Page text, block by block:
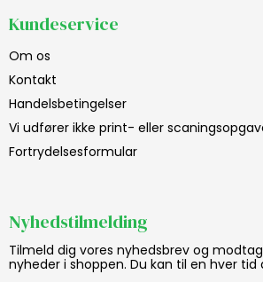
Kundeservice
Om os
Kontakt
Handelsbetingelser
Vi udfører ikke print- eller
Fortrydelsesformular
Nyhedstilmelding
Tilmeld dig vores nyhedsbrev og
nyheder i shoppen. Du kan til en hver tid